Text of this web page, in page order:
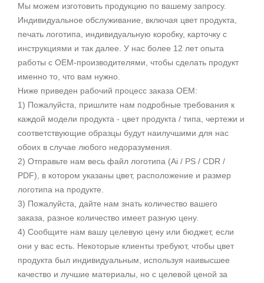
Мы можем изготовить продукцию по вашему запросу.
Индивидуальное обслуживание, включая цвет продукта,
печать логотипа, индивидуальную коробку, карточку с
инструкциями и так далее. У нас более 12 лет опыта
работы с OEM-производителями, чтобы сделать продукт
именно то, что вам нужно.
Ниже приведен рабочий процесс заказа OEM:
1) Пожалуйста, пришлите нам подробные требования к
каждой модели продукта - цвет продукта / типа, чертежи и
соответствующие образцы будут наилучшими для нас
обоих в случае любого недоразумения.
2) Отправьте нам весь файл логотипа (Ai / PS / CDR /
PDF), в котором указаны цвет, расположение и размер
логотипа на продукте.
3) Пожалуйста, дайте нам знать количество вашего
заказа, разное количество имеет разную цену.
4) Сообщите нам вашу целевую цену или бюджет, если
они у вас есть. Некоторые клиенты требуют, чтобы цвет
продукта был индивидуальным, используя наивысшее
качество и лучшие материалы, но с целевой ценой за